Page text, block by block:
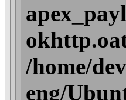
/home/
eng/